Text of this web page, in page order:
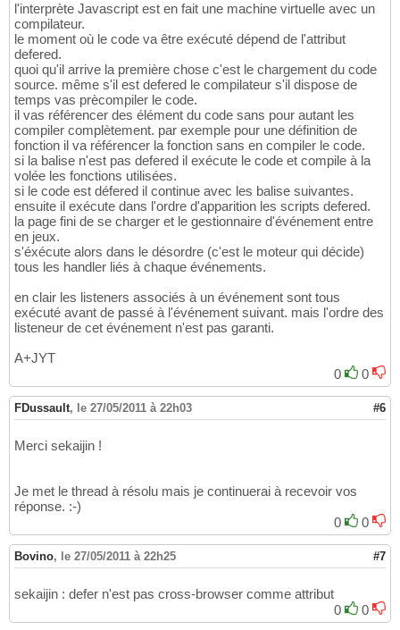
l'interprète Javascript est en fait une machine virtuelle avec un
compilateur.
le moment où le code va être exécuté dépend de l'attribut
defered.
quoi qu'il arrive la première chose c'est le chargement du code
source. même s'il est defered le compilateur s'il dispose de
temps vas prècompiler le code.
il vas référencer des élément du code sans pour autant les
compiler complètement. par exemple pour une définition de
fonction il va référencer la fonction sans en compiler le code.
si la balise n'est pas defered il exécute le code et compile à la
volée les fonctions utilisées.
si le code est défered il continue avec les balise suivantes.
ensuite il exécute dans l'ordre d'apparition les scripts defered.
la page fini de se charger et le gestionnaire d'événement entre
en jeux.
s'éxécute alors dans le désordre (c'est le moteur qui décide)
tous les handler liés à chaque événements.
en clair les listeners associés à un événement sont tous
exécuté avant de passé à l'événement suivant. mais l'ordre des
listeneur de cet événement n'est pas garanti.
A+JYT
0
0
FDussault, le 27/05/2011 à 22h03 #6
Merci sekaijin !
Je met le thread à résolu mais je continuerai à recevoir vos
réponse. :-)
0
0
Bovino, le 27/05/2011 à 22h25 #7
sekaijin : defer n'est pas cross-browser comme attribut
0
0